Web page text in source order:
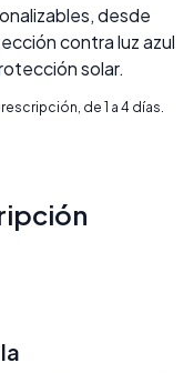
desde
contra luz azul
solar.
de 1 a 4 días.